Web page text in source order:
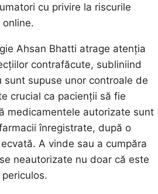
cu privire la riscurile
Ahsan Bhatti atrage atenția
contrafăcute, subliniind
sunt supuse unor controale de
crucial ca pacienții să fie
medicamentele autorizate sunt
înregistrate, după o
A vinde sau a cumpăra
neautorizate nu doar că este